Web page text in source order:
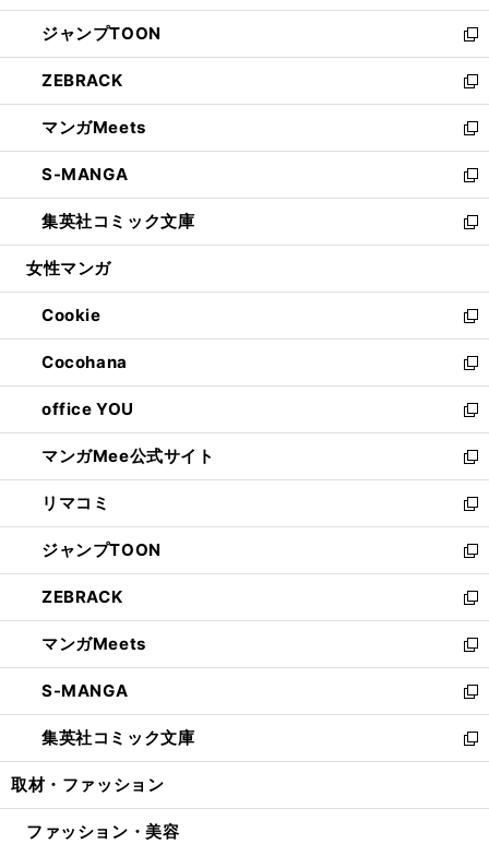
開
く
ウ
で
開
く
ン
ド
ウ
で
開
く
ウ
ィ
ン
ド
ウ
で
開
く
し
い
ウ
ィ
ン
ド
ウ
で
開
く
ジャンプTOON
新
し
い
ウ
ィ
ン
ド
ウ
で
開
ZEBRACK
新
し
い
ウ
ィ
ン
ド
ウ
開
く
マンガMeets
新
し
い
ウ
ィ
ン
ウ
で
開
く
S-MANGA
新
し
い
ウ
ン
ド
ウ
で
開
く
集英社コミック文庫
新
し
ウ
ィ
ン
ド
ウ
で
開
く
女性マンガ
Cookie
新
し
い
ウ
ィ
ン
ド
ウ
で
開
く
Cocohana
新
し
い
ウ
ィ
ン
ド
ウ
で
開
く
office YOU
新
し
い
ウ
ィ
ン
ド
ウ
で
開
く
マンガMee公式サイト
新
し
い
ウ
ィ
ン
ド
ウ
で
開
く
リマコミ
新
し
い
ウ
ィ
ン
ド
ウ
で
開
く
ジャンプTOON
新
し
い
ウ
ィ
ン
ド
ウ
で
開
ZEBRACK
新
し
い
ウ
ィ
ン
ド
ウ
開
マンガMeets
新
し
い
ウ
ィ
ン
ウ
S-MANGA
新
し
い
ウ
ン
集英社コミック文庫
新
し
ウ
取材・ファッション
ファッション・美容